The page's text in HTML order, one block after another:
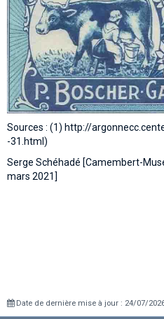
Sources : (1) http://
-31.html)
Serge Schéhadé [Camembert-
mars 2021]
Date de dernière mise à jour : 24/07/